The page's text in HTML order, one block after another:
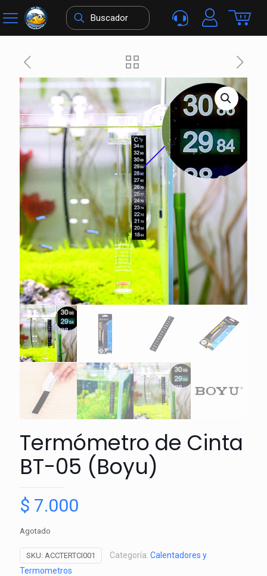
Termómetro de Cinta
BT-05 (Boyu)
$ 7.000
Agotado
SKU: ACCTERTCI001 Categoría: Calentadores y
Termometros